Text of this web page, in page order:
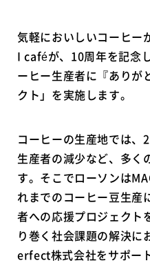
気軽においしいコーヒー
I caféが、10周年を記念
ーヒー生産者に『ありが
クト」を実施します。
コーヒーの生産地では
生産者の減少など、多く
す。そこでローソンは
れまでのコーヒー豆生産
者への応援プロジェクト
り巻く社会課題の解決
erfect株式会社をサポー